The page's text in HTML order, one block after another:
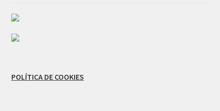
POLÍTICA DE COOKIES